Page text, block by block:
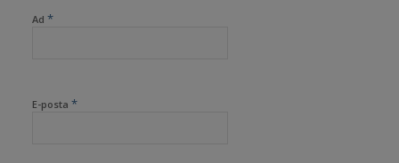
Ad *
E-posta *